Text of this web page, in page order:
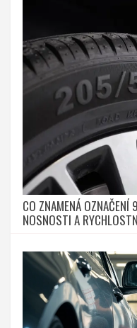
CO ZNAMENÁ
NOSNOSTI A